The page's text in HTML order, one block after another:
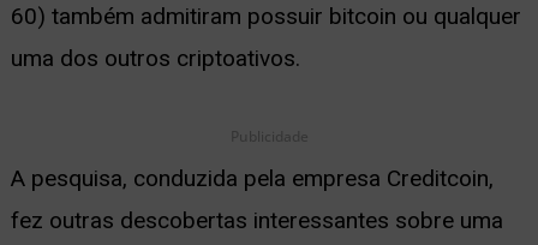
60) também admitiram possuir bitcoin ou qualquer
uma dos outros criptoativos.
Publicidade
A pesquisa, conduzida pela empresa Creditcoin,
fez outras descobertas interessantes sobre uma